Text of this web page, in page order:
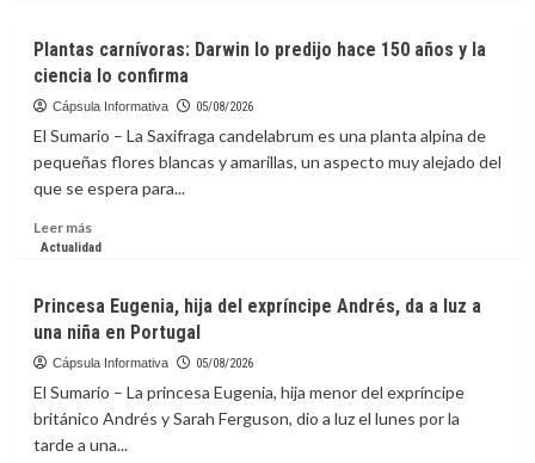
Provider
Recruitment
a
Louis
Armstrong,
músico
que
hizo
jazz
universal
Plantas carnívoras: Darwin lo predijo hace 150 años y la
ciencia lo confirma
Cápsula Informativa 05/08/2026
El Sumario – La Saxifraga candelabrum es una planta alpina de
pequeñas flores blancas y amarillas, un aspecto muy alejado del
que se espera para...
Leer másLeer
más
carnívoras:
Darwin
lo
hace
150
años
Actualidad
Princesa Eugenia, hija del expríncipe Andrés, da a luz a
una niña en Portugal
Cápsula Informativa 05/08/2026
El Sumario – La princesa Eugenia, hija menor del expríncipe
británico Andrés y Sarah Ferguson, dio a luz el lunes por la
tarde a una...